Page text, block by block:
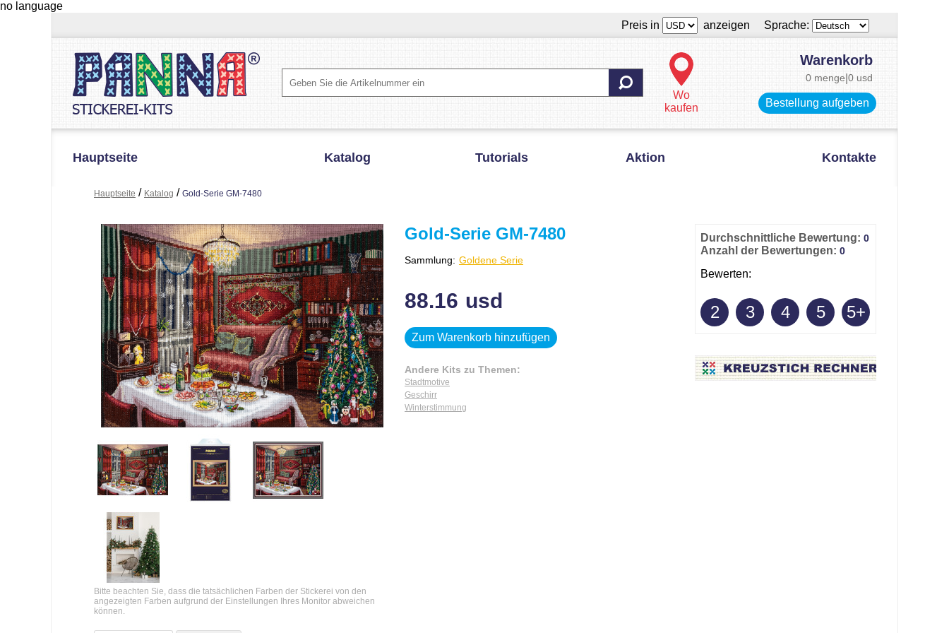
no language
Preis in
anzeigen Sprache:
Wo
kaufen
Warenkorb
0 menge 0 usd
Bestellung aufgeben
Hauptseite Katalog Tutorials Aktion Kontakte
Hauptseite / Katalog / Gold-Serie GM-7480
Bitte beachten Sie, dass die tatsächlichen Farben der Stickerei von den
angezeigten Farben aufgrund der Einstellungen Ihres Monitor abweichen
können.
Gold-Serie GM-7480
Sammlung: Goldene Serie
88.16 usd
Zum Warenkorb hinzufügen
Andere Kits zu Themen:
Stadtmotive
Geschirr
Winterstimmung
Durchschnittliche Bewertung: 0
Anzahl der Bewertungen: 0
Bewerten:
2 3 4 5 5+